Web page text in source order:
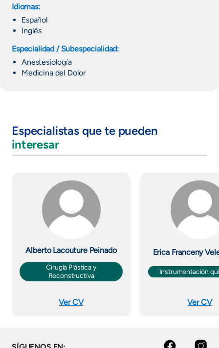
Idiomas:
Español
Inglés
Especialidad / Subespecialidad:
Anestesiología
Medicina del Dolor
Especialistas que te pueden
interesar
Imagen
Alberto Lacouture Peinado
Cirugía Plástica y
Reconstructiva
Ver CV
Imagen
Erica Franceny
Instrumentación
Ver CV
Facebook Instagram